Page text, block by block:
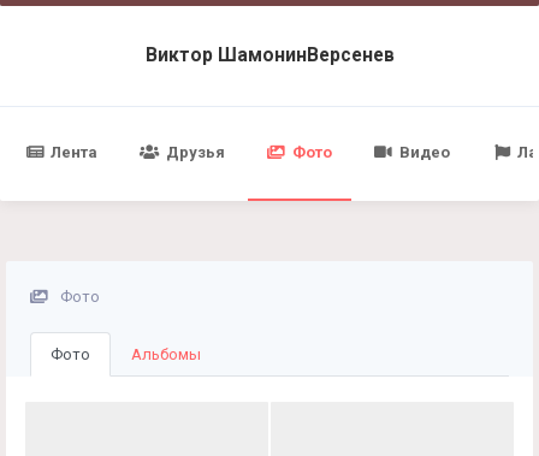
Виктор ШамонинВерсенев
Лента Друзья Фото Видео
Фото
Фото Альбомы